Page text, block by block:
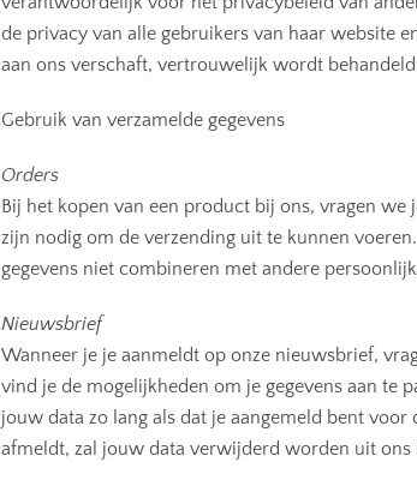
de privacy van alle gebruikers van haar website
aan ons verschaft, vertrouwelijk wordt
Gebruik van verzamelde gegevens
Orders
Bij het kopen van een product bij ons, vragen we
zijn nodig om de verzending uit te kunnen
gegevens niet combineren met andere
Nieuwsbrief
Wanneer je je aanmeldt op onze nieuwsbrief,
vind je de mogelijkheden om je gegevens aan te
jouw data zo lang als dat je aangemeld bent
afmeldt, zal jouw data verwijderd worden uit